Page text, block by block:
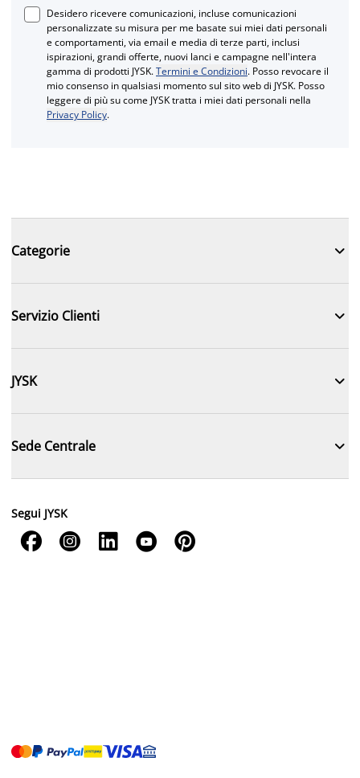
Desidero ricevere comunicazioni, incluse comunicazioni
personalizzate su misura per me basate sui miei dati personali
e comportamenti, via email e media di terze parti, inclusi
ispirazioni, grandi offerte, nuovi lanci e campagne nell'intera
gamma di prodotti JYSK.Termini e Condizioni. Posso revocare il
mio consenso in qualsiasi momento sul sito web di JYSK. Posso
leggere di più su come JYSK tratta i miei dati personali nella
Privacy Policy.
Categorie 
Servizio Clienti 
JYSK 
Sede Centrale 
Segui JYSK
    